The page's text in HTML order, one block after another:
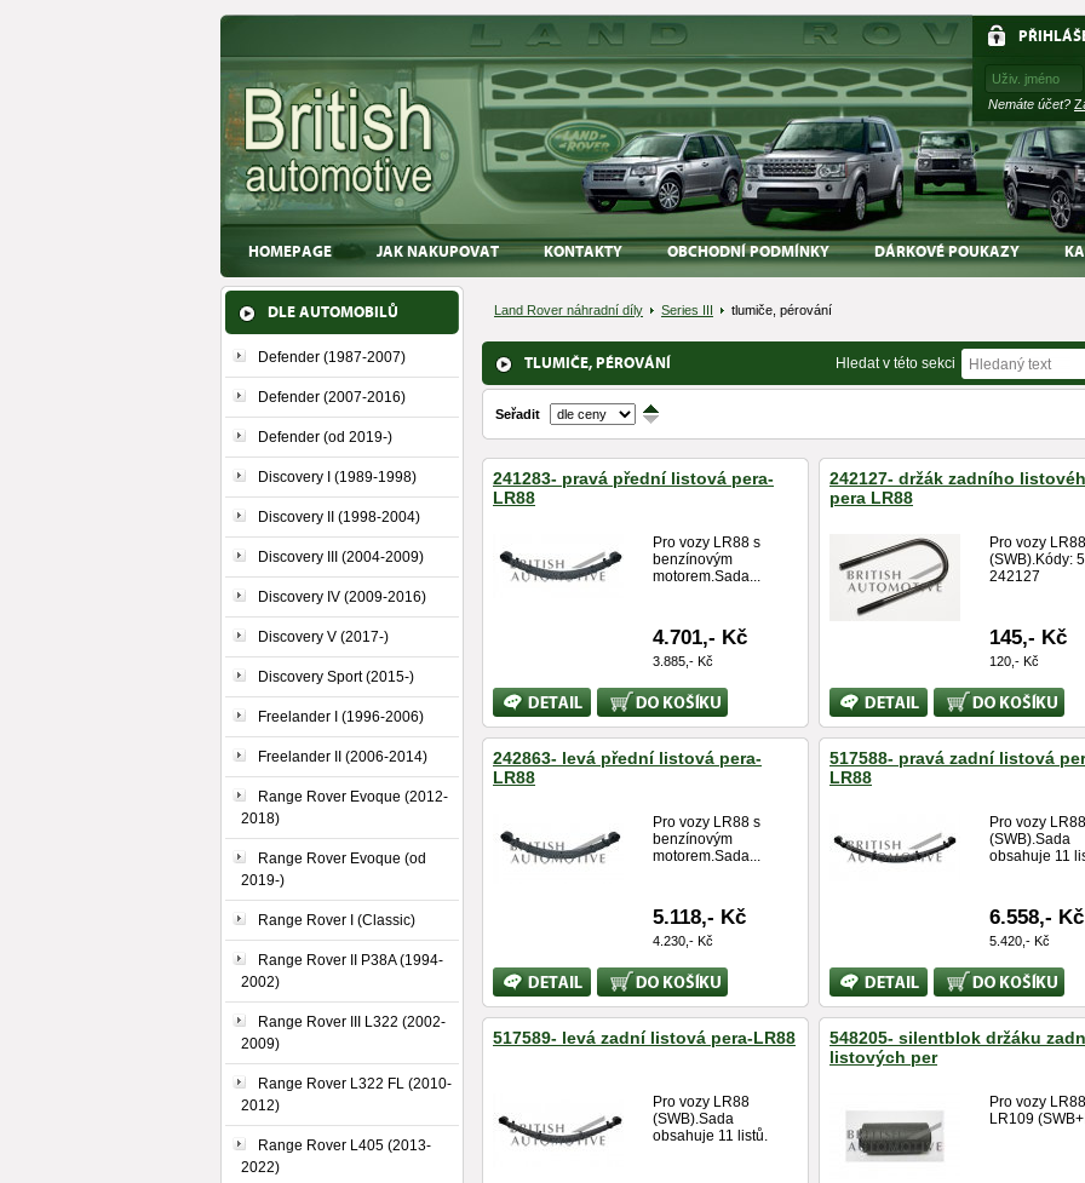
Nemáte účet?
HOMEPAGE JAK NAKUPOVAT KONTAKTY OBCHODNÍ PODMÍNKY DÁRKOVÉ POUKAZY
DLE AUTOMOBILŮ
Defender (1987-2007)
Defender (2007-2016)
Defender (od 2019-)
Discovery I (1989-1998)
Discovery II (1998-2004)
Discovery III (2004-2009)
Discovery IV (2009-2016)
Discovery V (2017-)
Discovery Sport (2015-)
Freelander I (1996-2006)
Freelander II (2006-2014)
Range Rover Evoque (2012-
2018)
Range Rover Evoque (od
2019-)
Range Rover I (Classic)
Range Rover II P38A (1994-
2002)
Range Rover III L322 (2002-
2009)
Range Rover L322 FL (2010-
2012)
Range Rover L405 (2013-
2022)
Land Rover náhradní díly Series III tlumiče, pérování
TLUMIČE, PÉROVÁNÍ
Seřadit ↑
↓
Hledat v této sekci
241283- pravá přední listová pera-
LR88
Pro vozy LR88 s
benzínovým
motorem.Sada...
4.701,- Kč
3.885,- Kč
Bližší
informace
Koupit
242127- držák zadního
pera LR88
Pro vozy LR88
(SWB).Kódy:
242127
145,- Kč
120,- Kč
Bližší
informace
Koupit
242863- levá přední listová pera-
LR88
Pro vozy LR88 s
benzínovým
motorem.Sada...
5.118,- Kč
4.230,- Kč
Bližší
informace
Koupit
517588- pravá zadní listová
LR88
Pro vozy LR88
(SWB).Sada
obsahuje 11
6.558,- Kč
5.420,- Kč
Bližší
informace
Koupit
517589- levá zadní listová pera-LR88
Pro vozy LR88
(SWB).Sada
obsahuje 11 listů.
548205- silentblok držáku
listových per
Pro vozy
LR109